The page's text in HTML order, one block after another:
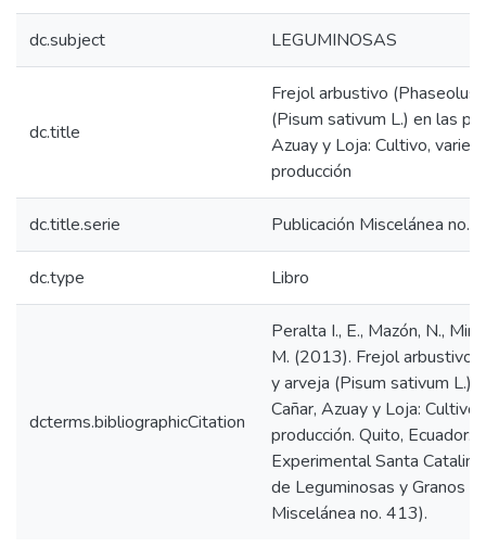
dc.subject LEGUMINOSAS
dc.title
Frejol arbustivo (Phaseolus
(Pisum sativum L.) en las
Azuay y Loja: Cultivo,
producción
dc.title.serie Publicación Miscelánea no.
dc.type Libro
dcterms.bibliographicCitation
Peralta I., E., Mazón, N.,
M. (2013). Frejol arbustivo
y arveja (Pisum sativum L.)
Cañar, Azuay y Loja:
producción. Quito, Ecuador:
Experimental Santa
de Leguminosas y Granos
Miscelánea no. 413).